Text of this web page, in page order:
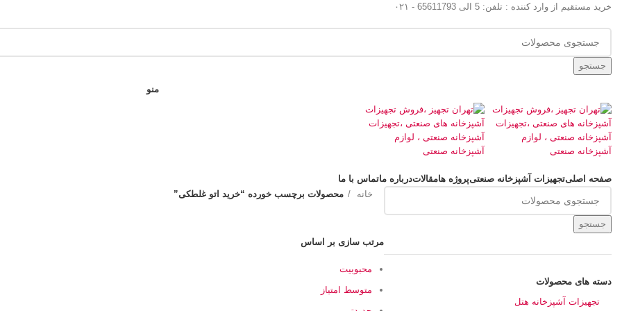
خرید مستقیم از وارد کننده : تلفن: 5 الی 65611793 - ۰۲۱
جستجو
منو
صفحه اصلیتجهیزات آشپزخانه صنعتیپروژه هامقالاتدرباره ماتماس با ما
جستجو
دسته های محصولات
تجهیزات آشپزخانه هتل
خانه محصولات برچسب خورده “خرید اتو غلطکی”
مرتب سازی بر اساس
محبوبیت
متوسط امتیاز